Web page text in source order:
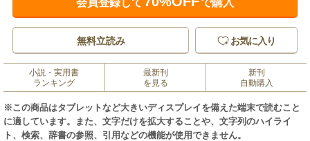
無料立読み お気に入り
小説・実用書
ランキング
最新刊
を見る
新刊
自動購入
※この商品はタブレットなど大きいディスプレイを備えた端末で読むこと
に適しています。また、文字だけを拡大することや、文字列のハイライ
ト、検索、辞書の参照、引用などの機能が使用できません。